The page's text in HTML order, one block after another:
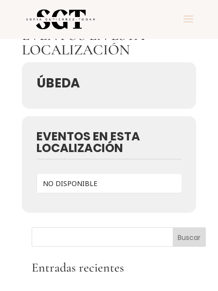
EVENTOS EN ESTA
LOCALIZACIÓN
ÚBEDA
EVENTOS EN ESTA
LOCALIZACIÓN
NO DISPONIBLE
Buscar
Entradas recientes